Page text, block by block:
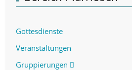
Gottesdienste
Veranstaltungen
Gruppierungen